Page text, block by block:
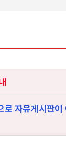
자유게시판이